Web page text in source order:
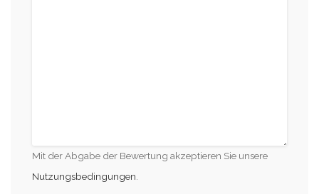
Mit der Abgabe der Bewertung akzeptieren Sie unsere
Nutzungsbedingungen